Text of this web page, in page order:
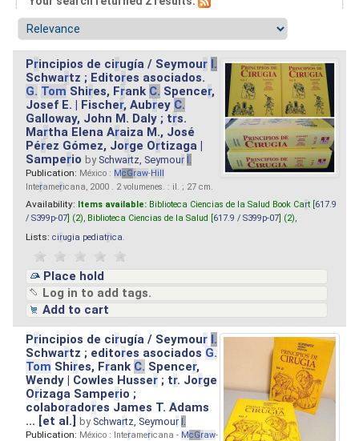
Principios de cirugía / Seymour I.
Schwartz ; Editores asociados.
G. Tom Shires, Frank C. Spencer,
Josef E. | Fischer, Aubrey C.
Galloway, John M. Daly ; trs.
Martha Elena Araiza M., José
Pérez Gómez, Jorge Ortizaga |
Samperio by Schwartz, Seymour I.
Publication: México : McGraw-Hill
Interamericana, 2000 . 2 volumenes. : il. ; 27 cm.
Availability: Items available: Biblioteca Ciencias de la Salud Book Cart [ 617.9
/ S399p-07 ] (2), Biblioteca Ciencias de la Salud [ 617.9 / S399p-07 ] (2),
Lists: cirugia pediatrica
Place hold
Log in to add tags.
Add to cart
Principios de cirugía / Seymour I.
Schwartz ; editores asociados G.
Tom Shires, Frank C. Spencer,
Wendy | Cowles Husser ; tr. Jorge
Orizaga Samperio ;
colaboradores James T. Adams
... [et al.]by Schwartz, Seymour I.
Publication: México : Interamericana - McGraw-